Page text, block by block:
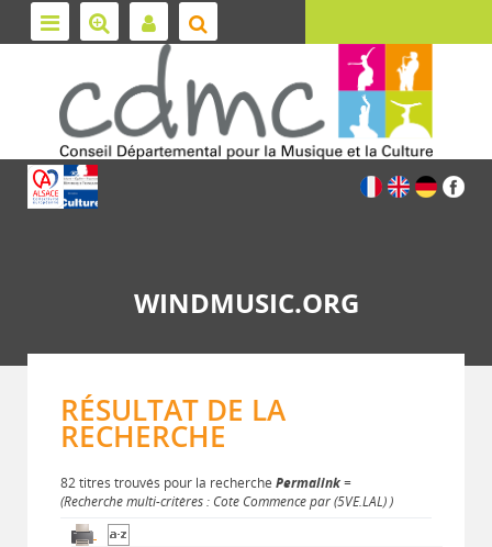
WINDMUSIC.ORG
RÉSULTAT DE LA
RECHERCHE
82 titres trouvés pour la recherche Permalink=
(Recherche multi-critères : Cote Commence par (5VE.LAL) )